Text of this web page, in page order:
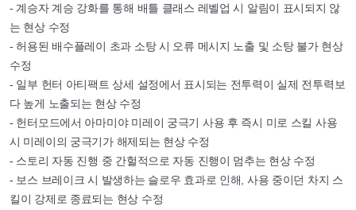
- 계승자 계승 강화를 통해 배틀 클래스 레벨업 시 알림이 표시되지 않
는 현상 수정
- 허용된 배수플레이 초과 소탕 시 오류 메시지 노출 및 소탕 불가 현상
수정
- 일부 헌터 아티팩트 상세 설정에서 표시되는 전투력이 실제 전투력보
다 높게 노출되는 현상 수정
- 헌터모드에서 아마미야 미레이 궁극기 사용 후 즉시 미로 스킬 사용
시 미레이의 궁극기가 해제되는 현상 수정
- 스토리 자동 진행 중 간헐적으로 자동 진행이 멈추는 현상 수정
- 보스 브레이크 시 발생하는 슬로우 효과로 인해, 사용 중이던 차지 스
킬이 강제로 종료되는 현상 수정